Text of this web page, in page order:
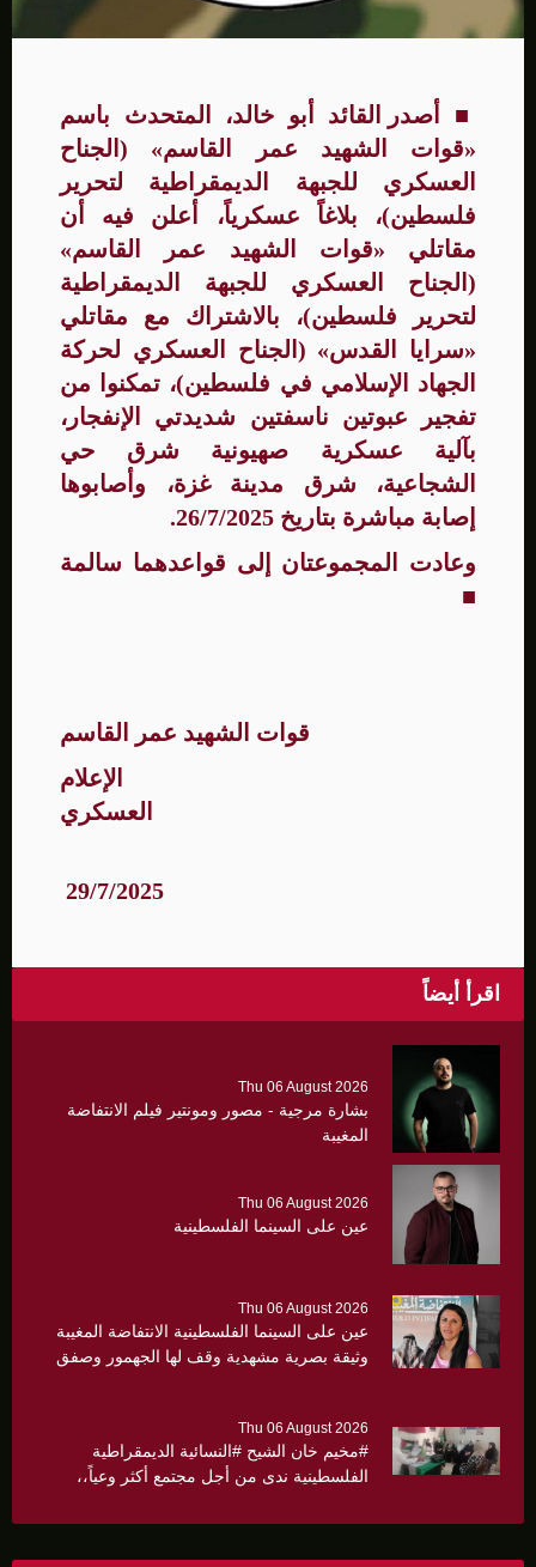
■
أصدر القائد أبو خالد، المتحدث باسم
«قوات الشهيد عمر القاسم» (الجناح
العسكري للجبهة الديمقراطية لتحرير
فلسطين)، بلاغاً عسكرياً، أعلن فيه أن
مقاتلي «قوات الشهيد عمر القاسم»
(الجناح العسكري للجبهة الديمقراطية
لتحرير فلسطين)، بالاشتراك مع مقاتلي
«سرايا القدس» (الجناح العسكري لحركة
الجهاد الإسلامي في فلسطين)، تمكنوا من
تفجير عبوتين ناسفتين شديدتي الإنفجار،
بآلية عسكرية صهيونية شرق حي
الشجاعية، شرق مدينة غزة، وأصابوها
إصابة مباشرة بتاريخ 26/7/2025.
وعادت المجموعتان إلى قواعدهما سالمة
■
قوات الشهيد عمر القاسم
الإعلام
العسكري
29/7/2025
اقرأ أيضاً
Thu 06 August 2026
بشارة مرجية - مصور ومونتير فيلم الانتفاضة
المغيبة
Thu 06 August 2026
عين على السينما الفلسطينية
Thu 06 August 2026
عين على السينما الفلسطينية الانتفاضة المغيبة
وثيقة بصرية مشهدية وقف لها الجهمور وصفق
Thu 06 August 2026
#مخيم خان الشيح #النسائية الديمقراطية
الفلسطينية ندى من أجل مجتمع أكثر وعياً،،
بروشورات توعوية على سيدات الحي.